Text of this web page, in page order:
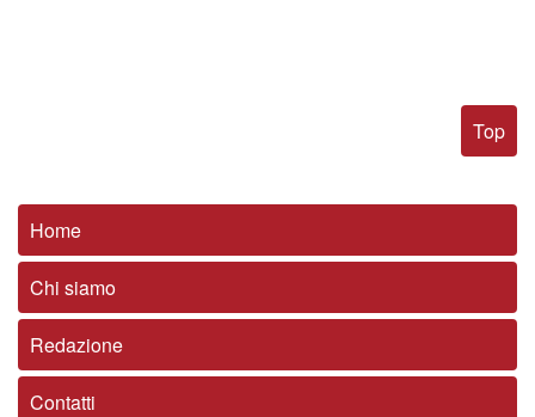
Top
Home
Chi siamo
Redazione
Contatti